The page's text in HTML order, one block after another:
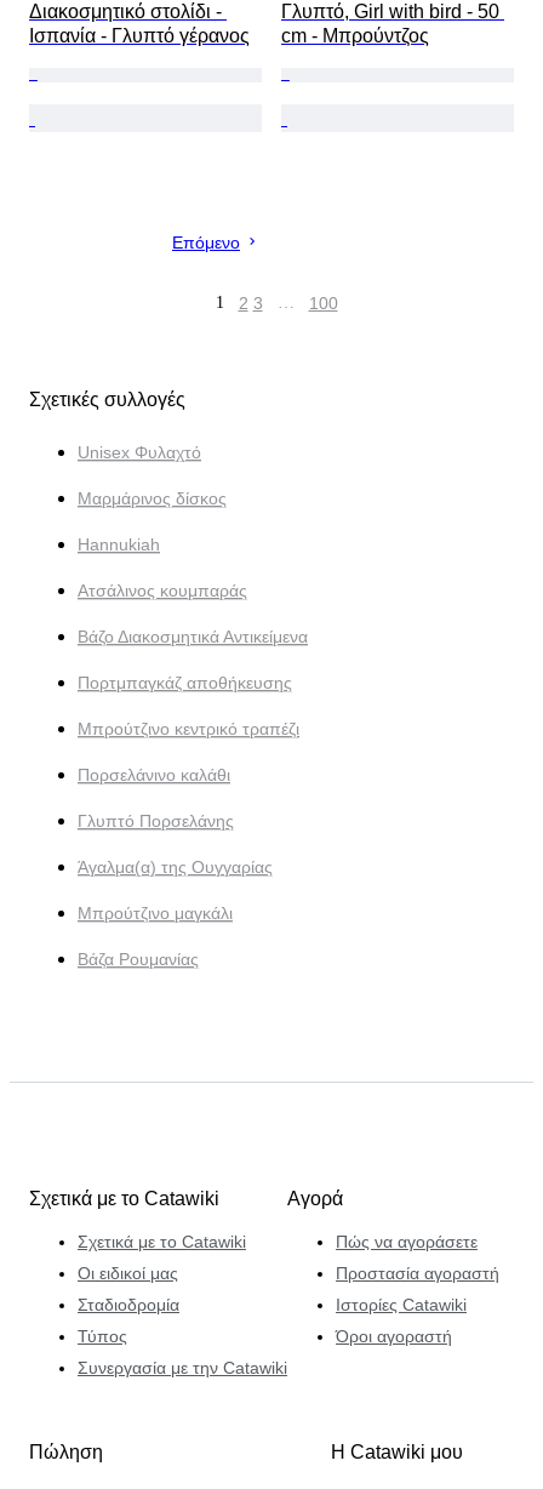
Διακοσμητικό στολίδι -
Ισπανία - Γλυπτό γέρανος
Γλυπτό, Girl with bird - 50
cm - Μπρούντζος
Επόμενο
1 2 3 … 100
Σχετικές συλλογές
Unisex Φυλαχτό
Μαρμάρινος δίσκος
Hannukiah
Ατσάλινος κουμπαράς
Βάζο Διακοσμητικά Αντικείμενα
Πορτμπαγκάζ αποθήκευσης
Μπρούτζινο κεντρικό τραπέζι
Πορσελάνινο καλάθι
Γλυπτό Πορσελάνης
Άγαλμα(α) της Ουγγαρίας
Μπρούτζινο μαγκάλι
Βάζα Ρουμανίας
Σχετικά με το Catawiki
Σχετικά με το Catawiki
Οι ειδικοί μας
Σταδιοδρομία
Τύπος
Συνεργασία με την Catawiki
Αγορά
Πώς να αγοράσετε
Προστασία αγοραστή
Ιστορίες Catawiki
Όροι αγοραστή
Πώληση Η Catawiki μου